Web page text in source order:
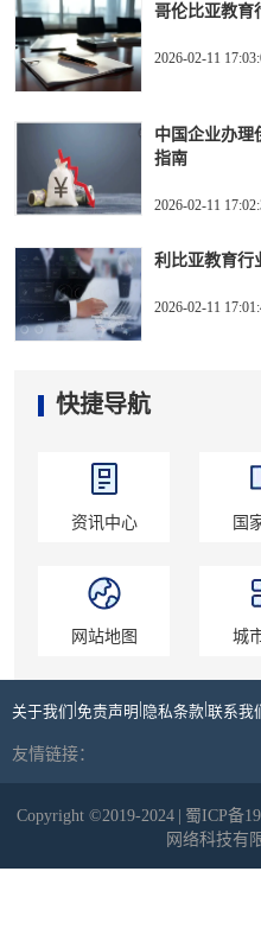
哥伦比亚教育
2026-02-11
中国企业办理
指南
2026-02-11
利比亚教育行
2026-02-11
快捷导航
资讯中心 国
网站地图 城
关于我们 免责声明 隐私条款 联系我们
友情链接：
Copyright ©2019-2024 蜀ICP备
网络科技有